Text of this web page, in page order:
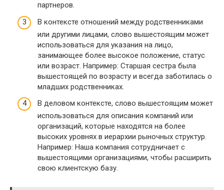
партнеров.
В контексте отношений между родственниками
или другими лицами, слово вышестоящим может
использоваться для указания на лицо,
занимающее более высокое положение, статус
или возраст. Например: Старшая сестра была
вышестоящей по возрасту и всегда заботилась о
младших родственниках.
В деловом контексте, слово вышестоящим может
использоваться для описания компаний или
организаций, которые находятся на более
высоких уровнях в иерархии рыночных структур.
Например: Наша компания сотрудничает с
вышестоящими организациями, чтобы расширить
свою клиентскую базу.